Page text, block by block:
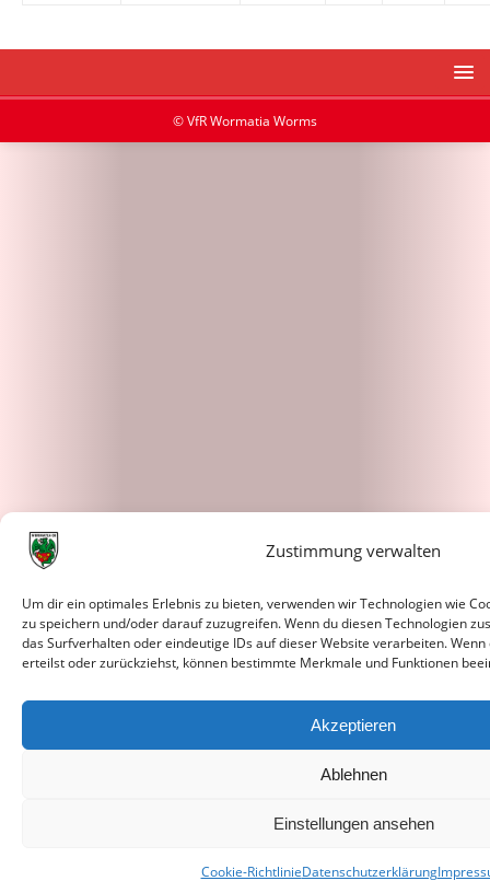
Zustimmung verwalten
Um dir ein optimales Erlebnis zu bieten, verwenden wir Technologien wie
zu speichern und/oder darauf zuzugreifen. Wenn du diesen Technologien
das Surfverhalten oder eindeutige IDs auf dieser Website verarbeiten.
erteilst oder zurückziehst, können bestimmte Merkmale und Funktionen
Akzeptieren
Ablehnen
Einstellungen ansehen
Cookie-RichtlinieDatenschutzerklärung
© VfR Wormatia Worms